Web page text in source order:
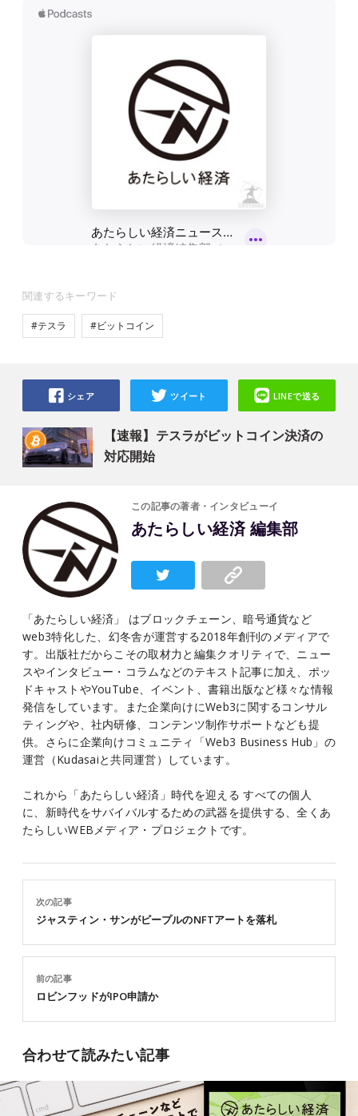
関連するキーワード
#テスラ #ビットコイン
【速報】テスラがビットコイン決済の
対応開始
シェア ツイート LINEで送る
この記事の著者・インタビューイ
あたらしい経済 編集部
「あたらしい経済」 はブロックチェーン、暗号通貨など
web3特化した、幻冬舎が運営する2018年創刊のメディアで
す。出版社だからこその取材力と編集クオリティで、ニュー
スやインタビュー・コラムなどのテキスト記事に加え、ポッ
ドキャストやYouTube、イベント、書籍出版など様々な情報
発信をしています。また企業向けにWeb3に関するコンサル
ティングや、社内研修、コンテンツ制作サポートなども提
供。さらに企業向けコミュニティ「Web3 Business Hub」の
運営（Kudasaiと共同運営）しています。
これから「あたらしい経済」時代を迎える すべての個人
に、新時代をサバイバルするための武器を提供する、全くあ
たらしいWEBメディア・プロジェクトです。
前の記事
ロビンフッドがIPO申請か
次の記事
ジャスティン・サンがビープルのNFTアートを落札
合わせて読みたい記事